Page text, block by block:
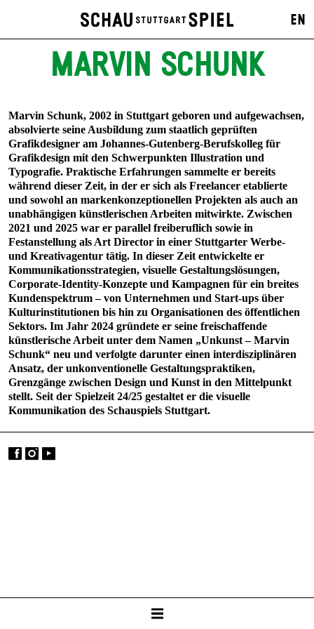
EN
MARVIN SCHUNK
Marvin Schunk, 2002 in Stuttgart geboren und aufgewachsen,
absolvierte seine Ausbildung zum staatlich geprüften
Grafikdesigner am Johannes-Gutenberg-Berufskolleg für
Grafikdesign mit den Schwerpunkten Illustration und
Typografie. Praktische Erfahrungen sammelte er bereits
während dieser Zeit, in der er sich als Freelancer etablierte
und sowohl an markenkonzeptionellen Projekten als auch an
unabhängigen künstlerischen Arbeiten mitwirkte. Zwischen
2021 und 2025 war er parallel freiberuflich sowie in
Festanstellung als Art Director in einer Stuttgarter Werbe-
und Kreativagentur tätig. In dieser Zeit entwickelte er
Kommunikationsstrategien, visuelle Gestaltungslösungen,
Corporate-Identity-Konzepte und Kampagnen für ein breites
Kundenspektrum – von Unternehmen und Start-ups über
Kulturinstitutionen bis hin zu Organisationen des öffentlichen
Sektors. Im Jahr 2024 gründete er seine freischaffende
künstlerische Arbeit unter dem Namen „Unkunst – Marvin
Schunk“ neu und verfolgte darunter einen interdisziplinären
Ansatz, der unkonventionelle Gestaltungspraktiken,
Grenzgänge zwischen Design und Kunst in den Mittelpunkt
stellt. Seit der Spielzeit 24/25 gestaltet er die visuelle
Kommunikation des Schauspiels Stuttgart.